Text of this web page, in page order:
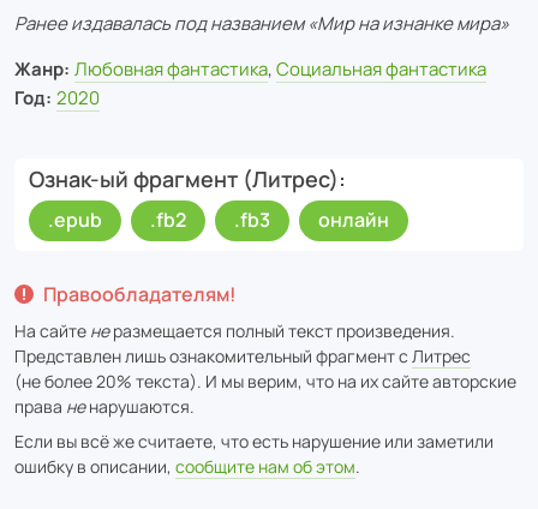
Ранее издавалась под названием «Мир на изнанке мира»
Жанр: Любовная фантастика,Социальная фантастика
Год: 2020
Ознак-ый фрагмент (Литрес)
.epub .fb2 .fb3 онлайн
Правообладателям!
На сайте неразмещается полный текст произведения.
Представлен лишь ознакомительный фрагмент с Литрес
(не более 20% текста). И мы верим, что на их сайте авторские
права ненарушаются.
Если вы всё же считаете, что есть нарушение или заметили
ошибку в описании, сообщите нам об этом.